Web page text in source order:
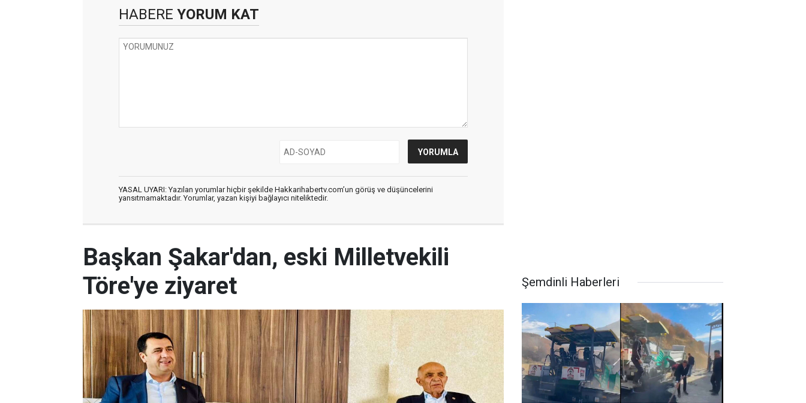
HABERE YORUM KAT
YASAL UYARI: Yazılan yorumlar hiçbir şekilde Hakkarihabertv.com’un görüş ve düşüncelerini
yansıtmamaktadır. Yorumlar, yazan kişiyi bağlayıcı niteliktedir.
Başkan Şakar'dan, eski Milletvekili
Töre'ye ziyaret
Şemdinli Haberleri